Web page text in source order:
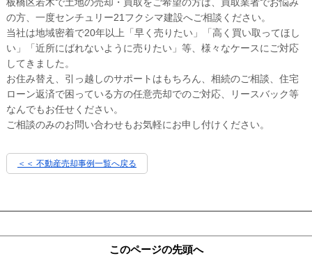
の方、一度センチュリー21フクシマ建設へご相談ください。
当社は地域密着で20年以上「早く売りたい」「高く買い取ってほし
い」「近所にばれないように売りたい」等、様々なケースにご対応
してきました。
お住み替え、引っ越しのサポートはもちろん、相続のご相談、住宅
ローン返済で困っている方の任意売却でのご対応、リースバック等
なんでもお任せください。
ご相談のみのお問い合わせもお気軽にお申し付けください。
＜＜ 不動産売却事例一覧へ戻る
このページの先頭へ